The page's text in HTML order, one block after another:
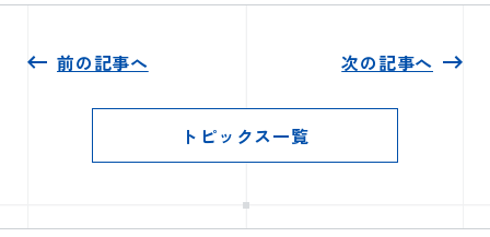
前の記事へ 次の記事へ
トピックス一覧